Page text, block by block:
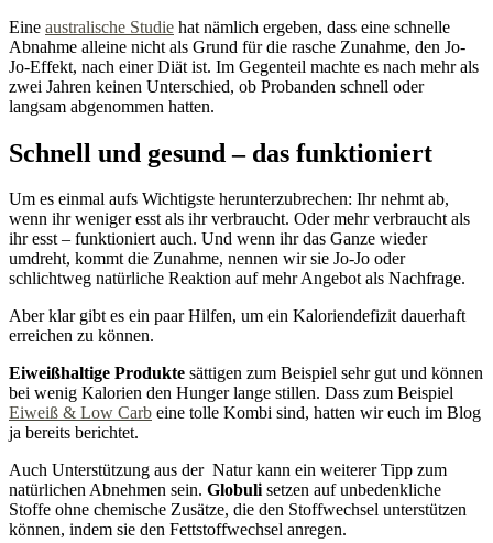
Eine australische Studie hat nämlich ergeben, dass eine schnelle
Abnahme alleine nicht als Grund für die rasche Zunahme, den Jo-
Jo-Effekt, nach einer Diät ist. Im Gegenteil machte es nach mehr als
zwei Jahren keinen Unterschied, ob Probanden schnell oder
langsam abgenommen hatten.
Schnell und gesund – das funktioniert
Um es einmal aufs Wichtigste herunterzubrechen: Ihr nehmt ab,
wenn ihr weniger esst als ihr verbraucht. Oder mehr verbraucht als
ihr esst – funktioniert auch. Und wenn ihr das Ganze wieder
umdreht, kommt die Zunahme, nennen wir sie Jo-Jo oder
schlichtweg natürliche Reaktion auf mehr Angebot als Nachfrage.
Aber klar gibt es ein paar Hilfen, um ein Kaloriendefizit dauerhaft
erreichen zu können.
Eiweißhaltige Produkte sättigen zum Beispiel sehr gut und können
bei wenig Kalorien den Hunger lange stillen. Dass zum Beispiel
Eiweiß & Low Carb eine tolle Kombi sind, hatten wir euch im Blog
ja bereits berichtet.
Auch Unterstützung aus der Natur kann ein weiterer Tipp zum
natürlichen Abnehmen sein. Globulisetzen auf unbedenkliche
Stoffe ohne chemische Zusätze, die den Stoffwechsel unterstützen
können, indem sie den Fettstoffwechsel anregen.